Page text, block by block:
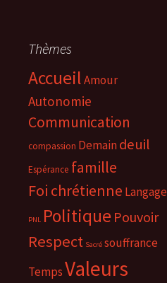
Thèmes
AccueilAmour
Autonomie
Communication
compassion Demaindeuil
Espérance famille
Foi chrétienne Langage
PNL Politique Pouvoir
Respect Sacré souffrance
TempsValeurs